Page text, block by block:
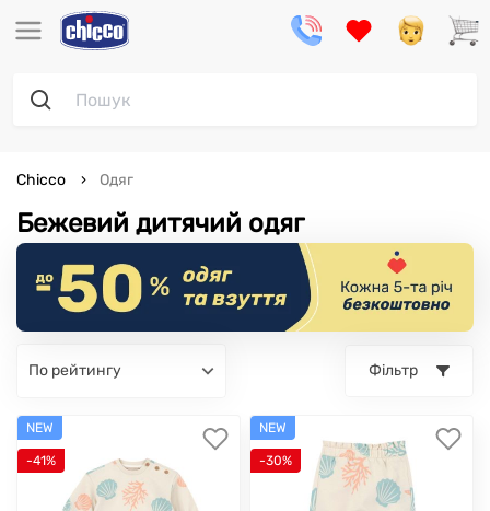
Бежевий дитячий одяг
Chicco Одяг
по рейтингу Фільтр
NEW
-41%
NEW
-30%